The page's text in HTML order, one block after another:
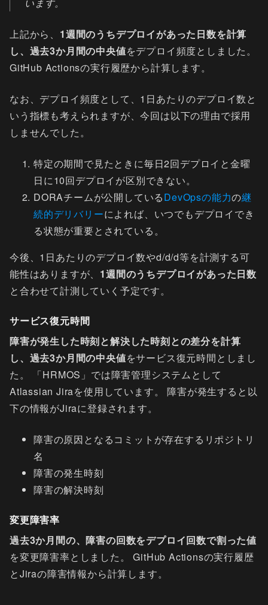
上記から、 1週間のうちデプロイがあった日数を計算
し、過去3か月間の中央値をデプロイ頻度としました。
GitHub Actionsの実行履歴から計算します。
なお、デプロイ頻度として、1日あたりのデプロイ数と
いう指標も考えられますが、今回は以下の理由で採用
しませんでした。
特定の期間で見たときに毎日2回デプロイと金曜
日に10回デプロイが区別できない。
DORAチームが公開しているDevOpsの能力の継
続的デリバリーによれば、いつでもデプロイでき
る状態が重要とされている。
今後、1日あたりのデプロイ数やd/d/d等を計測する可
能性はありますが、 1週間のうちデプロイがあった日数
と合わせて計測していく予定です。
サービス復元時間
障害が発生した時刻と解決した時刻との差分を計算
し、過去3か月間の中央値をサービス復元時間としまし
た。 「HRMOS」では障害管理システムとして
Atlassian Jiraを使用しています。 障害が発生すると以
下の情報がJiraに登録されます。
障害の原因となるコミットが存在するリポジトリ
名
障害の発生時刻
障害の解決時刻
変更障害率
過去3か月間の、障害の回数をデプロイ回数で割った値
を変更障害率としました。 GitHub Actionsの実行履歴
とJiraの障害情報から計算します。